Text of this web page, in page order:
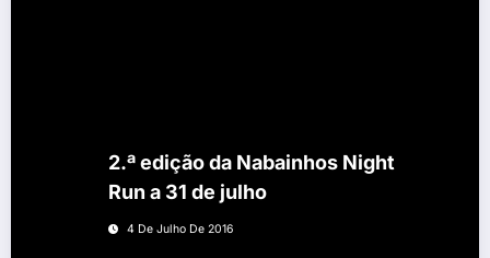
2.ª edição da Nabainhos Night
Run a 31 de julho
4 De Julho De 2016